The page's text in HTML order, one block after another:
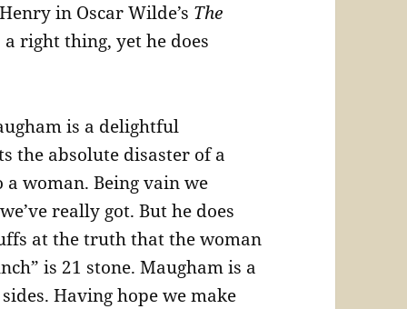
in Oscar Wilde’s The
a right thing, yet he does
is a delightful
the absolute disaster of a
woman. Being vain we
really got. But he does
at the truth that the woman
is 21 stone. Maugham is a
Having hope we make